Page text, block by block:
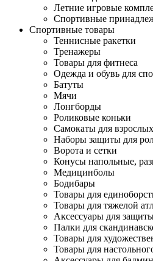
Летние игровые
Спортивные
Спортивные товары
Теннисные ракетки
Тренажеры
Товары для фитнеса
Одежда и обувь для
Батуты
Мячи
Лонгборды
Роликовые коньки
Самокаты для взрослых
Наборы защиты для
Ворота и сетки
Конусы напольные,
Медицинболы
Бодибары
Товары для
Товары для тяжелой
Аксессуары для
Палки для
Товары для
Товары для